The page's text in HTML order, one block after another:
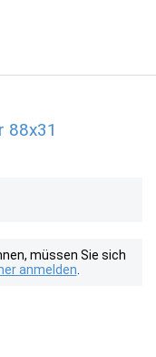
88x31
müssen Sie sich
anmelden